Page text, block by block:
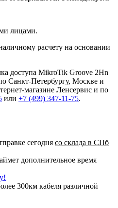
лицами.
расчету на основании
доступа MikroTik Groove 2Hn
Санкт-Петербургу, Москве и
магазине Ленсервис и по
или +7 (499) 347-11-75.
сегодня со склада в СПб
дополнительное время
300км кабеля различной